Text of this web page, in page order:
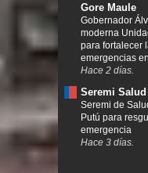
Gore Maule
Gobernador
moderna
para fortalecer
emergencias
Hace 2 días.
Seremi
Seremi de
Putú para
emergencia
Hace 3 días.